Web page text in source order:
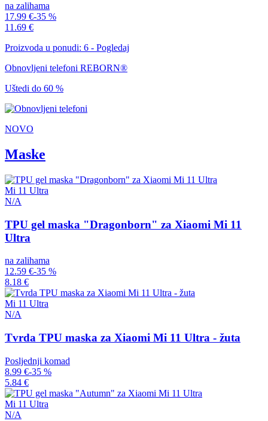
na zalihama
17.99 €-35 %
11.69 €
Proizvoda u ponudi: 6 - Pogledaj
Obnovljeni telefoni REBORN®
Uštedi do 60 %
NOVO
Maske
Mi 11 Ultra
N/A
TPU gel maska "Dragonborn" za Xiaomi Mi 11
Ultra
na zalihama
12.59 €-35 %
8.18 €
Mi 11 Ultra
N/A
Tvrda TPU maska za Xiaomi Mi 11 Ultra - žuta
Posljednji komad
8.99 €-35 %
5.84 €
Mi 11 Ultra
N/A